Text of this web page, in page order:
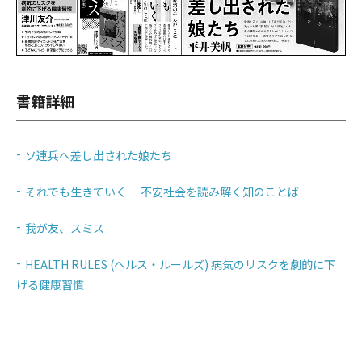
書籍詳細
ソ連兵へ差し出された娘たち
それでも生きていく 不安社会を読み解く知のことば
我が友、スミス
HEALTH RULES (ヘルス・ルールズ) 病気のリスクを劇的に下
げる健康習慣